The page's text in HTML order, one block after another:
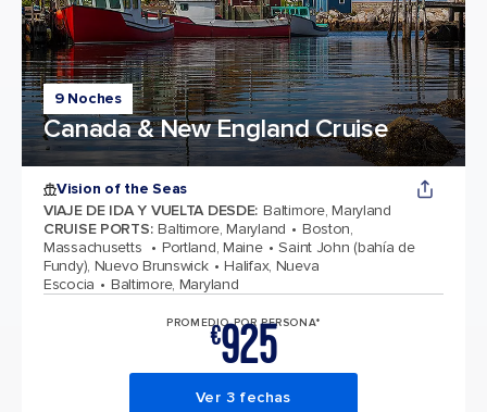
9 Noches
Canada & New England Cruise
Vision of the Seas
VIAJE DE IDA Y VUELTA DESDE: Baltimore, Maryland
CRUISE PORTS: Baltimore, Maryland
Boston,
Massachusetts
Portland, Maine
Saint John (bahía de
Fundy), Nuevo Brunswick
Halifax, Nueva
Escocia
Baltimore, Maryland
PROMEDIO POR PERSONA*
€925
Ver 3 fechas